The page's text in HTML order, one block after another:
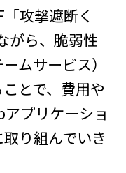
攻撃遮断く
がら、脆弱性
ムサービス）
とで、費用や
プリケーショ
り組んでいき